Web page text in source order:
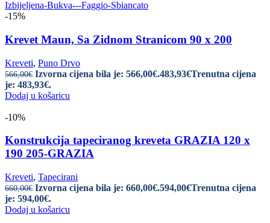
-15%
Krevet Maun, Sa Zidnom Stranicom 90 x 200
Kreveti, Puno Drvo
566,00€ Izvorna cijena bila je: 566,00€.483,93€Trenutna cijena
je: 483,93€.
Dodaj u košaricu
-10%
Konstrukcija tapeciranog kreveta GRAZIA 120 x
190 205-GRAZIA
Kreveti, Tapecirani
660,00€ Izvorna cijena bila je: 660,00€.594,00€Trenutna cijena
je: 594,00€.
Dodaj u košaricu